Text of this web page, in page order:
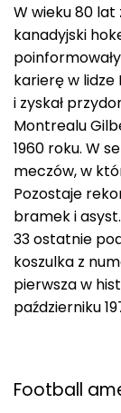
W wieku 80 lat
kanadyjski
karierę w lidze
i zyskał
Montrealu
1960 roku. W
meczów, w
Pozostaje
bramek i
33 ostatnie
koszulka z
pierwsza w
październiku
Football